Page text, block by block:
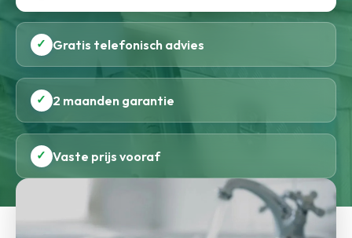
✓ Gratis telefonisch advies
✓ 2 maanden garantie
✓ Vaste prijs vooraf